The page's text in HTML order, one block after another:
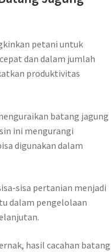
petani untuk
dan dalam jumlah
produktivitas
batang jagung
ini mengurangi
digunakan dalam
sisa pertanian menjadi
dalam pengelolaan
hasil cacahan batang